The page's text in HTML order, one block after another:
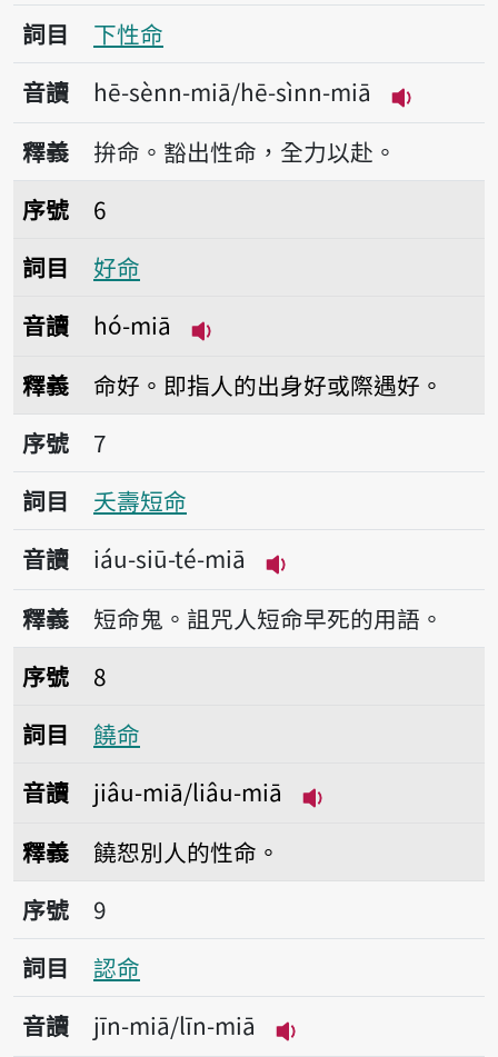
詞目
下性命
音讀
hē-sènn-miā/hē-sìnn-miā
播放音
釋義
拚命。豁出性命，全力以赴。
序號6好命
序號
6
詞目
好命
音讀
hó-miā
釋義
命好。即指人的出身好或際遇好。
序號7夭壽短命
序號
7
詞目
夭壽短命
音讀
iáu-siū-té-miā
播放音讀iáu-siū-té-
釋義
短命鬼。詛咒人短命早死的用語。
序號8饒命
序號
8
詞目
饒命
音讀
jiâu-miā/liâu-miā
釋義
饒恕別人的性命。
序號9認命
序號
9
詞目
認命
音讀
jīn-miā/līn-miā